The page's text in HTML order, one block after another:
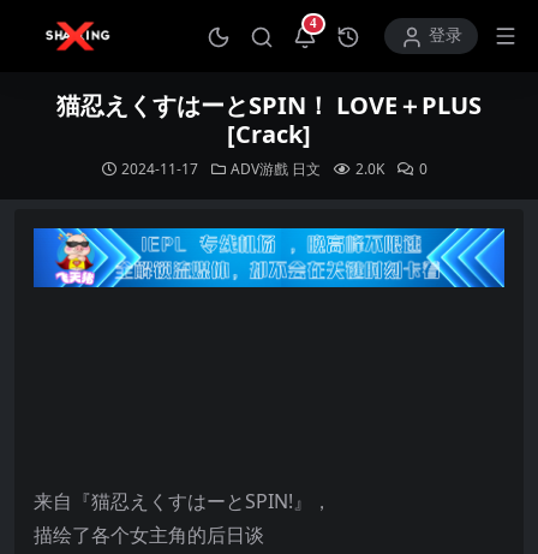
4
打开通知中心登录
猫忍えくすはーとSPIN！ LOVE＋PLUS
[Crack]
2024-11-17 ADV游戲 日文 2.0K 0
来自『猫忍えくすはーとSPIN!』，
描绘了各个女主角的后日谈